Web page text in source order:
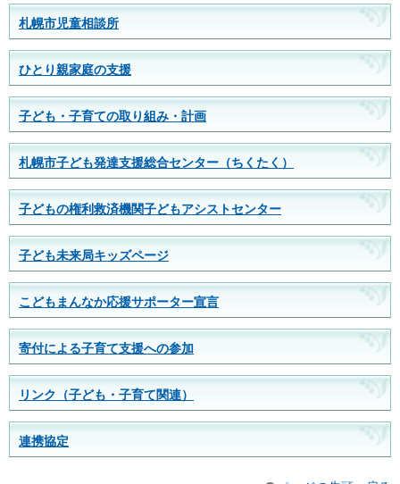
札幌市児童相談所
ひとり親家庭の支援
子ども・子育ての取り組み・計画
札幌市子ども発達支援総合センター（ちくたく）
子どもの権利救済機関子どもアシストセンター
子ども未来局キッズページ
こどもまんなか応援サポーター宣言
寄付による子育て支援への参加
リンク（子ども・子育て関連）
連携協定